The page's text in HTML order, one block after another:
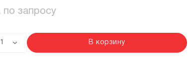
по запросу
В корзину